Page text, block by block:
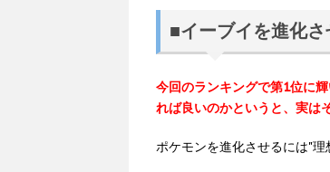
■イーブイを進化
今回のランキングで第1位に
れば良いのかというと、実は
ポケモンを進化させるには"理